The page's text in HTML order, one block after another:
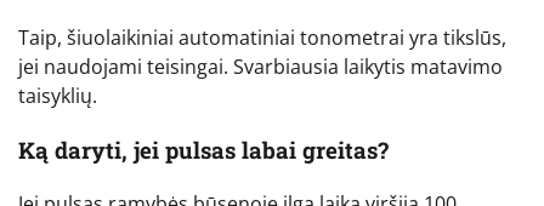
Taip, šiuolaikiniai automatiniai tonometrai yra tikslūs,
jei naudojami teisingai. Svarbiausia laikytis matavimo
taisyklių.
Ką daryti, jei pulsas labai greitas?